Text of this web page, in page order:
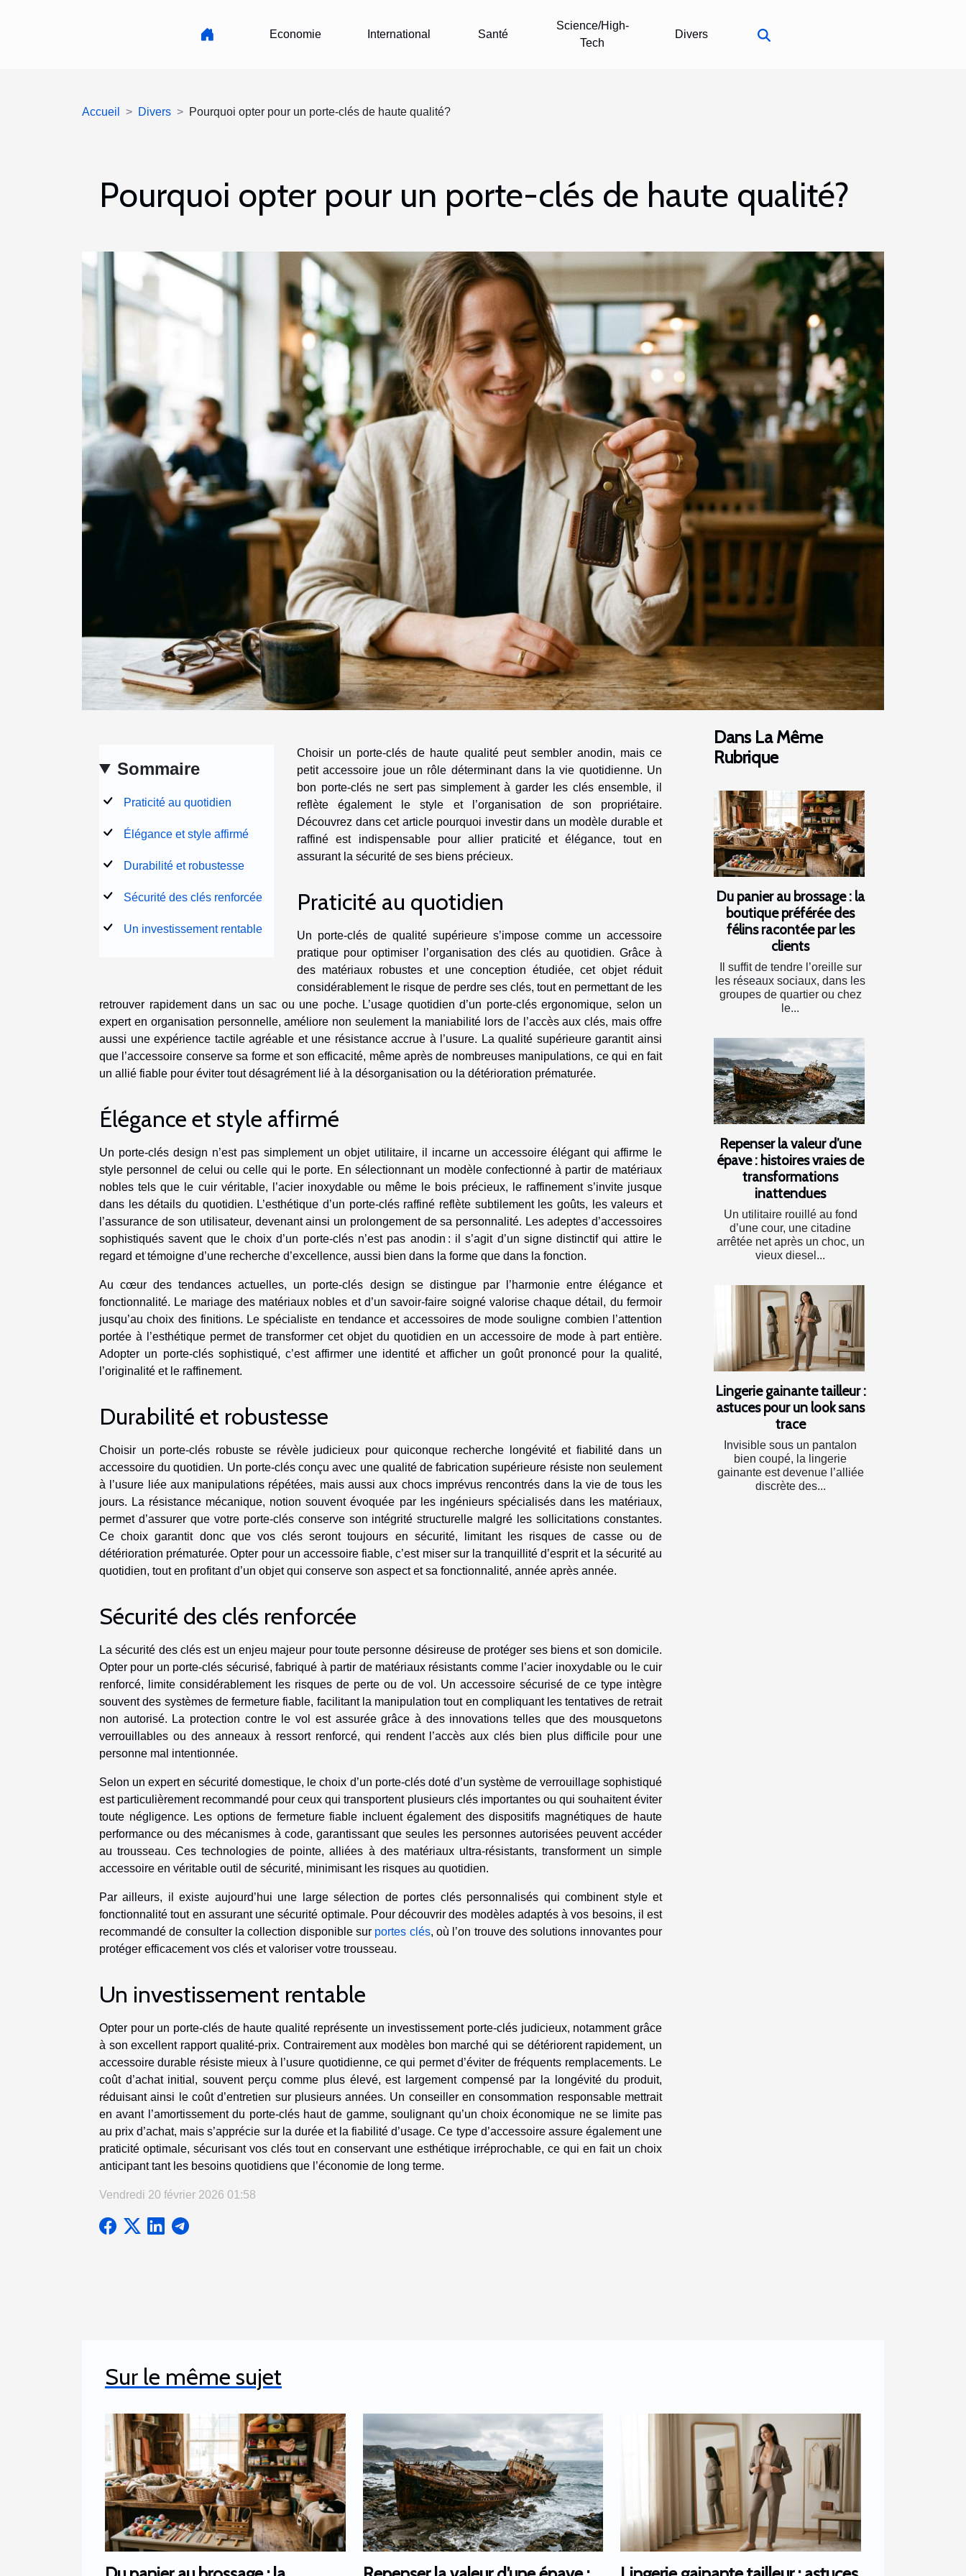
Economie International Santé
Science/High-
Tech
Divers
Accueil Divers Pourquoi opter pour un porte-clés de haute qualité?
Pourquoi opter pour un porte-clés de haute qualité?
Sommaire
Praticité au quotidien
Élégance et style affirmé
Durabilité et robustesse
Sécurité des clés renforcée
Un investissement rentable
Choisir un porte-clés de haute qualité peut sembler anodin, mais ce
petit accessoire joue un rôle déterminant dans la vie quotidienne. Un
bon porte-clés ne sert pas simplement à garder les clés ensemble, il
reflète également le style et l’organisation de son propriétaire.
Découvrez dans cet article pourquoi investir dans un modèle durable et
raffiné est indispensable pour allier praticité et élégance, tout en
assurant la sécurité de ses biens précieux.
Praticité au quotidien
Un porte-clés de qualité supérieure s’impose comme un accessoire
pratique pour optimiser l’organisation des clés au quotidien. Grâce à
des matériaux robustes et une conception étudiée, cet objet réduit
considérablement le risque de perdre ses clés, tout en permettant de les
retrouver rapidement dans un sac ou une poche. L’usage quotidien d’un porte-clés ergonomique, selon un
expert en organisation personnelle, améliore non seulement la maniabilité lors de l’accès aux clés, mais offre
aussi une expérience tactile agréable et une résistance accrue à l’usure. La qualité supérieure garantit ainsi
que l’accessoire conserve sa forme et son efficacité, même après de nombreuses manipulations, ce qui en fait
un allié fiable pour éviter tout désagrément lié à la désorganisation ou la détérioration prématurée.
Élégance et style affirmé
Un porte-clés design n’est pas simplement un objet utilitaire, il incarne un accessoire élégant qui affirme le
style personnel de celui ou celle qui le porte. En sélectionnant un modèle confectionné à partir de matériaux
nobles tels que le cuir véritable, l’acier inoxydable ou même le bois précieux, le raffinement s’invite jusque
dans les détails du quotidien. L’esthétique d’un porte-clés raffiné reflète subtilement les goûts, les valeurs et
l’assurance de son utilisateur, devenant ainsi un prolongement de sa personnalité. Les adeptes d’accessoires
sophistiqués savent que le choix d’un porte-clés n’est pas anodin : il s’agit d’un signe distinctif qui attire le
regard et témoigne d’une recherche d’excellence, aussi bien dans la forme que dans la fonction.
Au cœur des tendances actuelles, un porte-clés design se distingue par l’harmonie entre élégance et
fonctionnalité. Le mariage des matériaux nobles et d’un savoir-faire soigné valorise chaque détail, du fermoir
jusqu’au choix des finitions. Le spécialiste en tendance et accessoires de mode souligne combien l’attention
portée à l’esthétique permet de transformer cet objet du quotidien en un accessoire de mode à part entière.
Adopter un porte-clés sophistiqué, c’est affirmer une identité et afficher un goût prononcé pour la qualité,
l’originalité et le raffinement.
Durabilité et robustesse
Choisir un porte-clés robuste se révèle judicieux pour quiconque recherche longévité et fiabilité dans un
accessoire du quotidien. Un porte-clés conçu avec une qualité de fabrication supérieure résiste non seulement
à l’usure liée aux manipulations répétées, mais aussi aux chocs imprévus rencontrés dans la vie de tous les
jours. La résistance mécanique, notion souvent évoquée par les ingénieurs spécialisés dans les matériaux,
permet d’assurer que votre porte-clés conserve son intégrité structurelle malgré les sollicitations constantes.
Ce choix garantit donc que vos clés seront toujours en sécurité, limitant les risques de casse ou de
détérioration prématurée. Opter pour un accessoire fiable, c’est miser sur la tranquillité d’esprit et la sécurité au
quotidien, tout en profitant d’un objet qui conserve son aspect et sa fonctionnalité, année après année.
Sécurité des clés renforcée
La sécurité des clés est un enjeu majeur pour toute personne désireuse de protéger ses biens et son domicile.
Opter pour un porte-clés sécurisé, fabriqué à partir de matériaux résistants comme l’acier inoxydable ou le cuir
renforcé, limite considérablement les risques de perte ou de vol. Un accessoire sécurisé de ce type intègre
souvent des systèmes de fermeture fiable, facilitant la manipulation tout en compliquant les tentatives de retrait
non autorisé. La protection contre le vol est assurée grâce à des innovations telles que des mousquetons
verrouillables ou des anneaux à ressort renforcé, qui rendent l’accès aux clés bien plus difficile pour une
personne mal intentionnée.
Selon un expert en sécurité domestique, le choix d’un porte-clés doté d’un système de verrouillage sophistiqué
est particulièrement recommandé pour ceux qui transportent plusieurs clés importantes ou qui souhaitent éviter
toute négligence. Les options de fermeture fiable incluent également des dispositifs magnétiques de haute
performance ou des mécanismes à code, garantissant que seules les personnes autorisées peuvent accéder
au trousseau. Ces technologies de pointe, alliées à des matériaux ultra-résistants, transforment un simple
accessoire en véritable outil de sécurité, minimisant les risques au quotidien.
Par ailleurs, il existe aujourd’hui une large sélection de portes clés personnalisés qui combinent style et
fonctionnalité tout en assurant une sécurité optimale. Pour découvrir des modèles adaptés à vos besoins, il est
recommandé de consulter la collection disponible sur portes clés, où l’on trouve des solutions innovantes pour
protéger efficacement vos clés et valoriser votre trousseau.
Un investissement rentable
Opter pour un porte-clés de haute qualité représente un investissement porte-clés judicieux, notamment grâce
à son excellent rapport qualité-prix. Contrairement aux modèles bon marché qui se détériorent rapidement, un
accessoire durable résiste mieux à l’usure quotidienne, ce qui permet d’éviter de fréquents remplacements. Le
coût d’achat initial, souvent perçu comme plus élevé, est largement compensé par la longévité du produit,
réduisant ainsi le coût d’entretien sur plusieurs années. Un conseiller en consommation responsable mettrait
en avant l’amortissement du porte-clés haut de gamme, soulignant qu’un choix économique ne se limite pas
au prix d’achat, mais s’apprécie sur la durée et la fiabilité d’usage. Ce type d’accessoire assure également une
praticité optimale, sécurisant vos clés tout en conservant une esthétique irréprochable, ce qui en fait un choix
anticipant tant les besoins quotidiens que l’économie de long terme.
Vendredi 20 février 2026 01:58
Dans La Même
Rubrique
Du panier au brossage : la
boutique préférée des
félins racontée par les
clients
Il suffit de tendre l’oreille sur
les réseaux sociaux, dans les
groupes de quartier ou chez
le...
Repenser la valeur d’une
épave : histoires vraies de
transformations
inattendues
Un utilitaire rouillé au fond
d’une cour, une citadine
arrêtée net après un choc, un
vieux diesel...
Lingerie gainante tailleur :
astuces pour un look sans
trace
Invisible sous un pantalon
bien coupé, la lingerie
gainante est devenue l’alliée
discrète des...
Sur le même sujet